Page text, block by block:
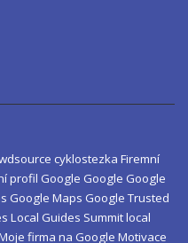
cyklostezka Firemní
profil Google Google Google
Google Maps Google Trusted
Local Guides Summitlocal
firma na Google Motivace